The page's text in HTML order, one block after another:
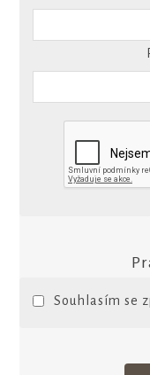
Souhlasím se